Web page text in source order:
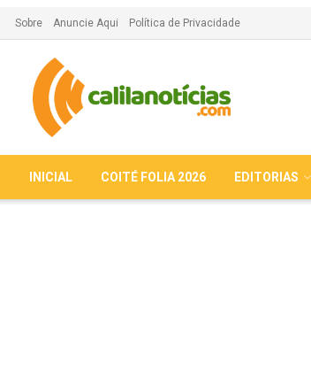
Sobre Anuncie Aqui Política de Privacidade
INICIAL COITÉ FOLIA 2026 EDITORIAS